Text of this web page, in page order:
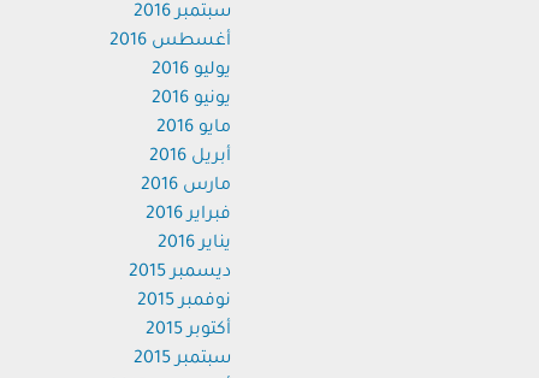
سبتمبر 2016
أغسطس 2016
يوليو 2016
يونيو 2016
مايو 2016
أبريل 2016
مارس 2016
فبراير 2016
يناير 2016
ديسمبر 2015
نوفمبر 2015
أكتوبر 2015
سبتمبر 2015